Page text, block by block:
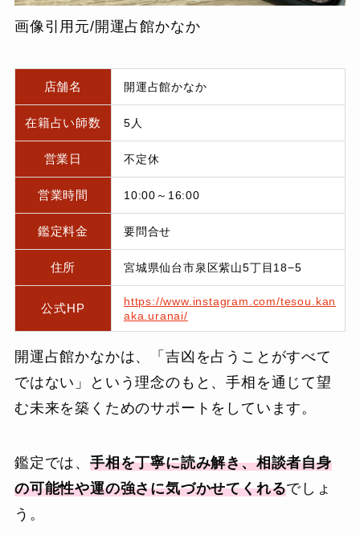
画像引用元/開運占館かなか
店舗名 開運占館かなか
在籍占い師数 5人
営業日 不定休
営業時間 10:00～16:00
鑑定料金 要問合せ
住所 宮城県仙台市泉区紫山5丁目18−5
公式HP
https://www.instagram.com/tesou.kan
aka.uranai/
開運占館かなかは、「吉凶を占うことがすべて
ではない」という理念のもと、手相を通じて望
む未来を築くためのサポートをしています。
鑑定では、 手相を丁寧に読み解き、相談者自身
の可能性や運の強さに気づかせてくれるでしょ
う。